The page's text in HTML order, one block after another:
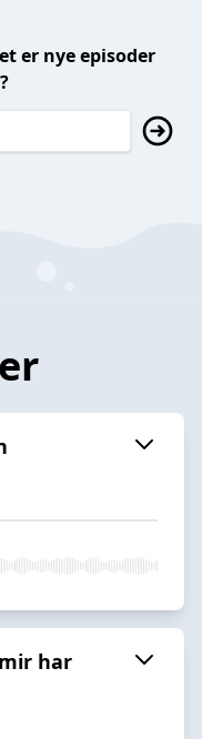
er nye episoder
har